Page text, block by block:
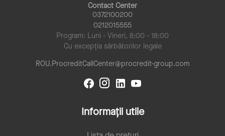
Contact Center
0372100200
0212015555
Program: Luni - Vineri, 8:00 - 18:00
Cu excepția sărbătorilor legale
ROU.ProcreditCallCenter@procredit-group.com
Informații utile